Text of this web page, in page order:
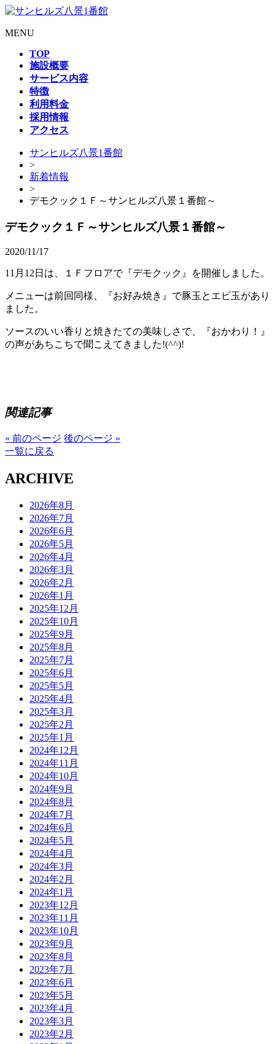
MENU
TOP
施設概要
サービス内容
特徴
利用料金
採用情報
アクセス
サンヒルズ八景1番館
>
新着情報
>
デモクック１Ｆ～サンヒルズ八景１番館～
デモクック１Ｆ～サンヒルズ八景１番館～
2020/11/17
11月12日は、１Ｆフロアで『デモクック』を開催しました。
メニューは前回同様、『お好み焼き』で豚玉とエビ玉があり
ました。
ソースのいい香りと焼きたての美味しさで、『おかわり！』
の声があちこちで聞こえてきました!(^^)!
関連記事
« 前のページ 後のページ »
一覧に戻る
ARCHIVE
2026年8月
2026年7月
2026年6月
2026年5月
2026年4月
2026年3月
2026年2月
2026年1月
2025年12月
2025年10月
2025年9月
2025年8月
2025年7月
2025年6月
2025年5月
2025年4月
2025年3月
2025年2月
2025年1月
2024年12月
2024年11月
2024年10月
2024年9月
2024年8月
2024年7月
2024年6月
2024年5月
2024年4月
2024年3月
2024年2月
2024年1月
2023年12月
2023年11月
2023年10月
2023年9月
2023年8月
2023年7月
2023年6月
2023年5月
2023年4月
2023年3月
2023年2月